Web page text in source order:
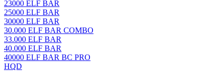
23000 ELF BAR
25000 ELF BAR
30000 ELF BAR
30.000 ELF BAR COMBO
33.000 ELF BAR
40.000 ELF BAR
40000 ELF BAR BC PRO
HQD